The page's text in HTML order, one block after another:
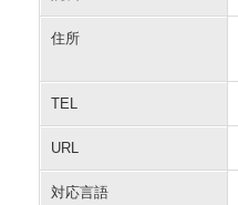
住所
TEL
URL
対応言語